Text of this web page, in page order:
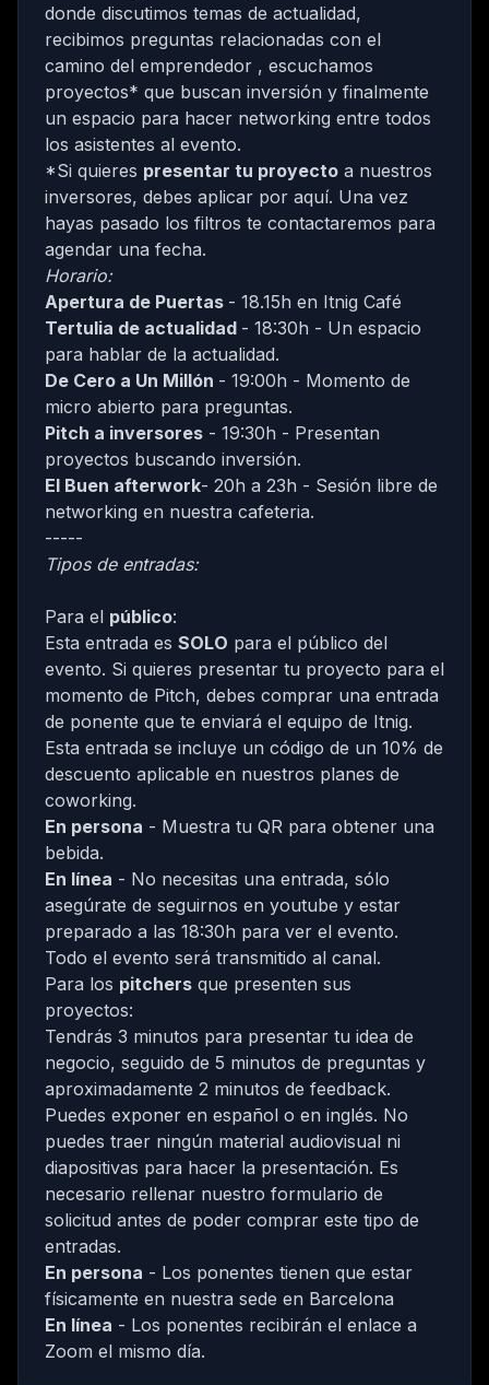
donde discutimos temas de actualidad,
recibimos preguntas relacionadas con el
camino del emprendedor , escuchamos
proyectos* que buscan inversión y finalmente
un espacio para hacer networking entre todos
los asistentes al evento.
*Si quieres presentar tu proyecto a nuestros
inversores, debes aplicar por aquí. Una vez
hayas pasado los filtros te contactaremos para
agendar una fecha.
Horario:
Apertura de Puertas - 18.15h en Itnig Café
Tertulia de actualidad - 18:30h - Un espacio
para hablar de la actualidad.
De Cero a Un Millón - 19:00h - Momento de
micro abierto para preguntas.
Pitch a inversores - 19:30h - Presentan
proyectos buscando inversión.
El Buen afterwork- 20h a 23h - Sesión libre de
networking en nuestra cafeteria.
-----
Tipos de entradas:
Para el público:
Esta entrada es SOLO para el público del
evento. Si quieres presentar tu proyecto para el
momento de Pitch, debes comprar una entrada
de ponente que te enviará el equipo de Itnig.
Esta entrada se incluye un código de un 10% de
descuento aplicable en nuestros planes de
coworking.
En persona - Muestra tu QR para obtener una
bebida.
En línea - No necesitas una entrada, sólo
asegúrate de seguirnos en youtube y estar
preparado a las 18:30h para ver el evento.
Todo el evento será transmitido al canal.
Para los pitchers que presenten sus
proyectos:
Tendrás 3 minutos para presentar tu idea de
negocio, seguido de 5 minutos de preguntas y
aproximadamente 2 minutos de feedback.
Puedes exponer en español o en inglés. No
puedes traer ningún material audiovisual ni
diapositivas para hacer la presentación. Es
necesario rellenar nuestro formulario de
solicitud antes de poder comprar este tipo de
entradas.
En persona - Los ponentes tienen que estar
físicamente en nuestra sede en Barcelona
En línea - Los ponentes recibirán el enlace a
Zoom el mismo día.